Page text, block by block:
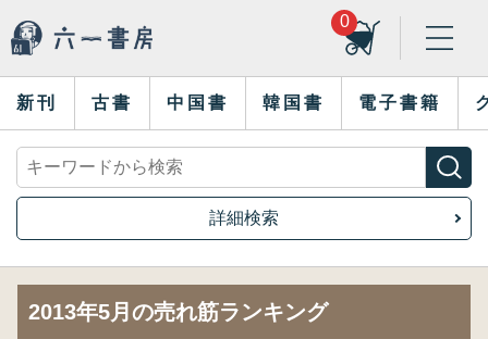
0
新刊 古書 中国書 韓国書 電子書籍
詳細検索
2013年5月の売れ筋ランキング